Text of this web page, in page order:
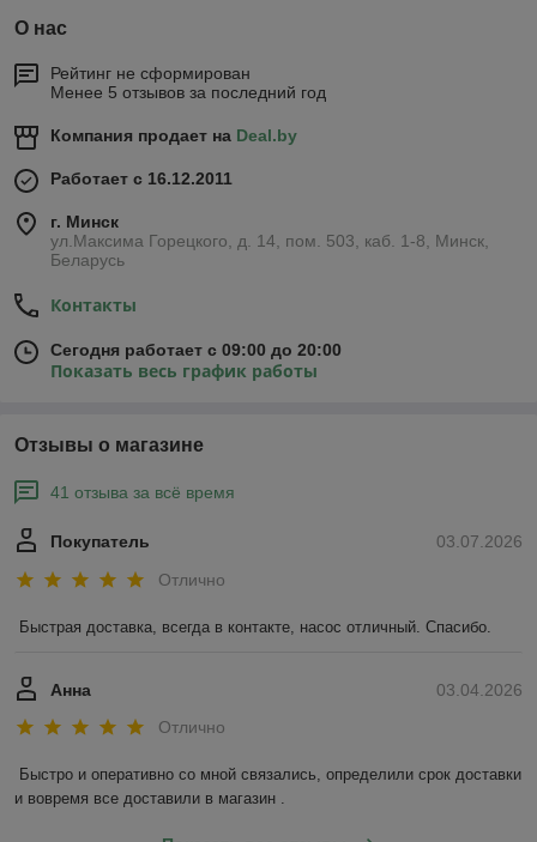
О нас
Рейтинг не сформирован
Менее 5 отзывов за последний год
Компания продает на Deal.by
Работает с 16.12.2011
г. Минск
ул.Максима Горецкого, д. 14, пом. 503, каб. 1-8, Минск,
Беларусь
Контакты
Сегодня работает с 09:00 до 20:00
Показать весь график работы
Отзывы о магазине
41 отзыва за всё время
03.07.2026
Покупатель
Отлично
Быстрая доставка, всегда в контакте, насос отличный. Спасибо.
03.04.2026
Анна
Отлично
Быстро и оперативно со мной связались, определили срок доставки
и вовремя все доставили в магазин .